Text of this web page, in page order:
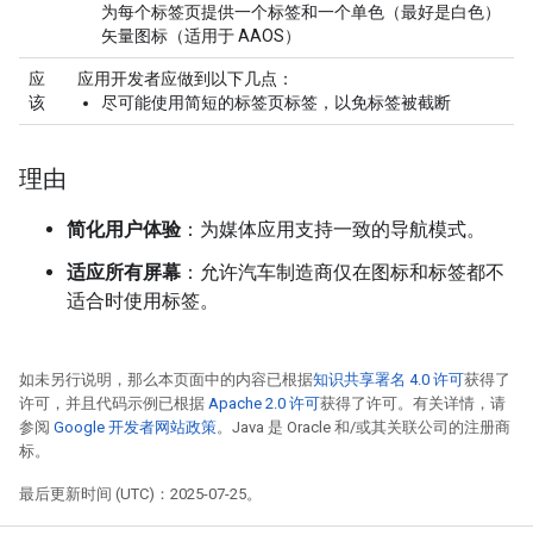
为每个标签页提供一个标签和一个单色（最好是白色）
矢量图标（适用于 AAOS）
应
该
应用开发者应做到以下几点：
尽可能使用简短的标签页标签，以免标签被截断
理由
简化用户体验：为媒体应用支持一致的导航模式。
适应所有屏幕 ：允许汽车制造商仅在图标和标签都不
适合时使用标签。
如未另行说明，那么本页面中的内容已根据知识共享署名 4.0 许可获得了
许可，并且代码示例已根据 Apache 2.0 许可获得了许可。有关详情，请
参阅 Google 开发者网站政策。Java 是 Oracle 和/或其关联公司的注册商
标。
最后更新时间 (UTC)：2025-07-25。